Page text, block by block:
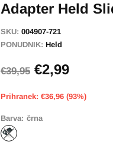
Adapter Held
SKU: 004907-721
PONUDNIK: Held
€39,95 €2,99
Prihranek: €36,96 (93%)
Barva: črna